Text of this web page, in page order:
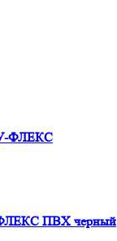
ФЛЕКС
ПВХ черный